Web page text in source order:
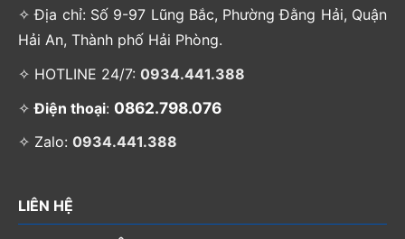
✧ Địa chỉ: Số 9-97 Lũng Bắc, Phường Đằng Hải, Quận
Hải An, Thành phố Hải Phòng.
✧ HOTLINE 24/7: 0934.441.388
✧Điện thoại: 0862.798.076
✧ Zalo: 0934.441.388
LIÊN HỆ